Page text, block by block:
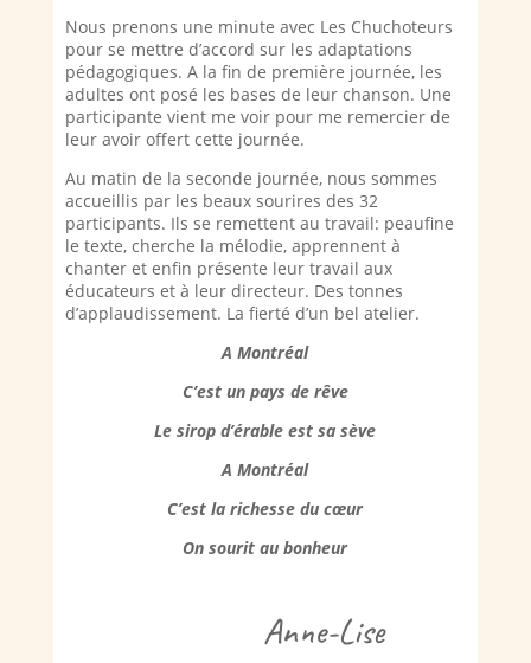
Nous prenons une minute avec Les Chuchoteurs
pour se mettre d’accord sur les adaptations
pédagogiques. A la fin de première journée, les
adultes ont posé les bases de leur chanson. Une
participante vient me voir pour me remercier de
leur avoir offert cette journée.
Au matin de la seconde journée, nous sommes
accueillis par les beaux sourires des 32
participants. Ils se remettent au travail: peaufine
le texte, cherche la mélodie, apprennent à
chanter et enfin présente leur travail aux
éducateurs et à leur directeur. Des tonnes
d’applaudissement. La fierté d’un bel atelier.
A Montréal
C’est un pays de rêve
Le sirop d’érable est sa sève
A Montréal
C’est la richesse du cœur
On sourit au bonheur
Anne-Lise